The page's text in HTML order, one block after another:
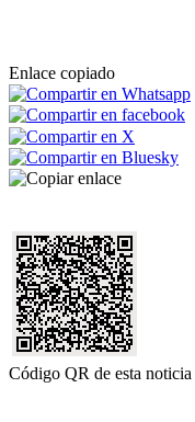
Enlace copiado
Código QR de esta noticia